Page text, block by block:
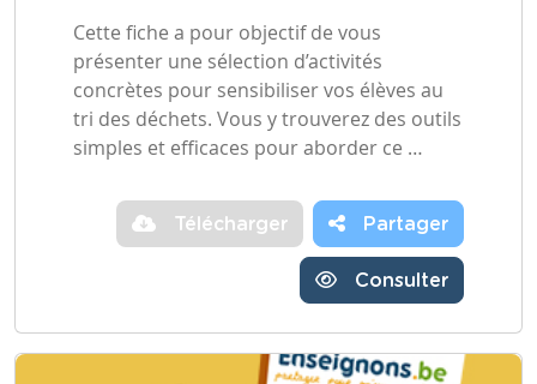
Cette fiche a pour objectif de vous
présenter une sélection d’activités
concrètes pour sensibiliser vos élèves au
tri des déchets. Vous y trouverez des outils
simples et efficaces pour aborder ce …
Télécharger Partager
Consulter